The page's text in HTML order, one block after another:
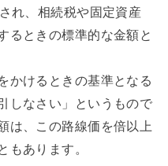
れ、相続税や固定資産
るときの標準的な金額と
かけるときの基準となる
しなさい」というもので
は、この路線価を倍以上
もあります。